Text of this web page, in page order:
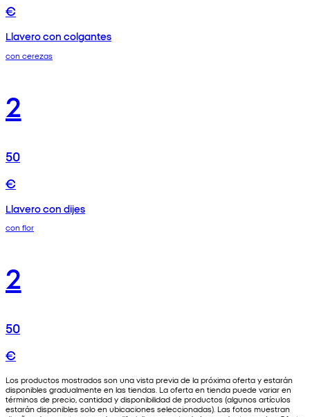
€
Llavero con colgantes
con cerezas
2
50
€
Llavero con dijes
con flor
2
50
€
Los productos mostrados son una vista previa de la próxima oferta y estarán
disponibles gradualmente en las tiendas. La oferta en tienda puede variar en
términos de precio, cantidad y disponibilidad de productos (algunos artículos
estarán disponibles solo en ubicaciones seleccionadas). Las fotos muestran